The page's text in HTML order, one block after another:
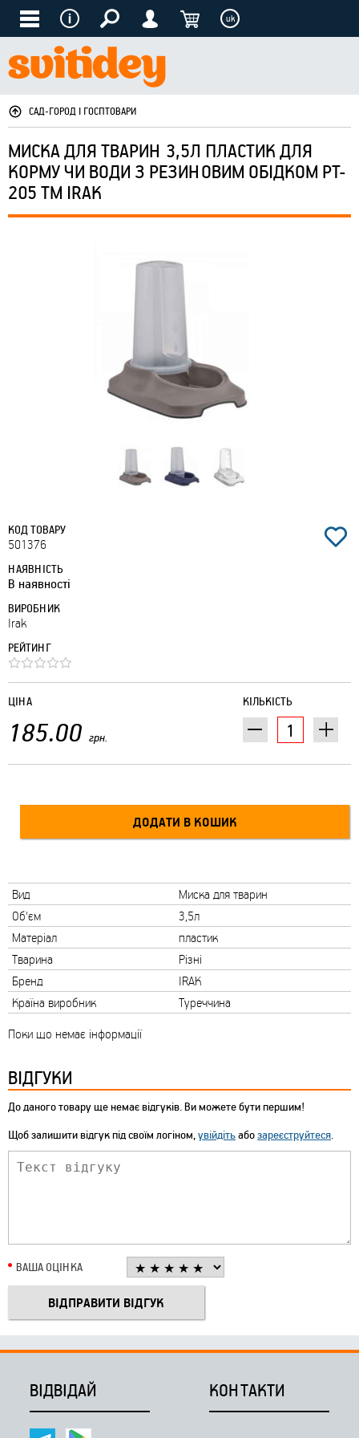
uk
САД-ГОРОД І ГОСПТОВАРИ
МИСКА ДЛЯ ТВАРИН 3,5Л ПЛАСТИК ДЛЯ
КОРМУ ЧИ ВОДИ З РЕЗИНОВИМ ОБІДКОМ PT-
205 ТМ IRAK
КОД ТОВАРУ
501376
НАЯВНІСТЬ
В наявності
ВИРОБНИК
Irak
РЕЙТИНГ
КІЛЬКІСТЬ
ЦІНА
185.00 грн.
Вид
Миска для тварин
Об'єм
3,5л
Матеріал
пластик
Тварина
Різні
Бренд
IRAK
Країна виробник
Туреччина
Поки що немає інформації
ВІДГУКИ
До даного товару ще немає відгуків. Ви можете бути першим!
Щоб залишити відгук під своїм логіном,увійдітьабозареєструйтеся.
ВАША ОЦІНКА
ВІДВІДАЙ КОНТАКТИ